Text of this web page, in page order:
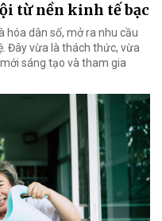
từ nền kinh tế bạc
hóa dân số, mở ra nhu cầu
Đây vừa là thách thức, vừa
sáng tạo và tham gia